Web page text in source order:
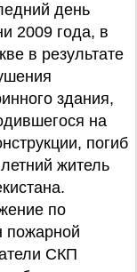
день
2009 года, в
в результате
здания,
на
погиб
житель
по
пожарной
СКП